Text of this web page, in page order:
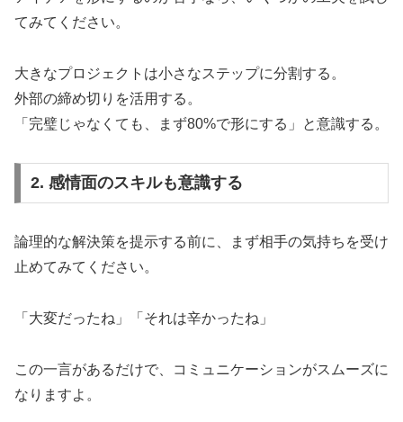
てみてください。
大きなプロジェクトは小さなステップに分割する。
外部の締め切りを活用する。
「完璧じゃなくても、まず80%で形にする」と意識する。
2. 感情面のスキルも意識する
論理的な解決策を提示する前に、まず相手の気持ちを受け
止めてみてください。
「大変だったね」「それは辛かったね」
この一言があるだけで、コミュニケーションがスムーズに
なりますよ。